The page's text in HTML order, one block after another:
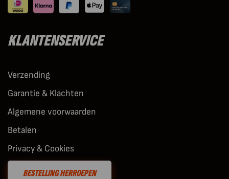
KLANTENSERVICE
Verzending
Garantie & Klachten
Algemene voorwaarden
Betalen
Privacy & Cookies
BESTELLING HERROEPEN